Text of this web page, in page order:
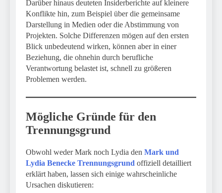
Darüber hinaus deuteten Insiderberichte auf kleinere
Konflikte hin, zum Beispiel über die gemeinsame
Darstellung in Medien oder die Abstimmung von
Projekten. Solche Differenzen mögen auf den ersten
Blick unbedeutend wirken, können aber in einer
Beziehung, die ohnehin durch berufliche
Verantwortung belastet ist, schnell zu größeren
Problemen werden.
Mögliche Gründe für den
Trennungsgrund
Obwohl weder Mark noch Lydia den Mark und
Lydia Benecke Trennungsgrund offiziell detailliert
erklärt haben, lassen sich einige wahrscheinliche
Ursachen diskutieren: